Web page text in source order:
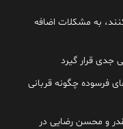
به مشکلات اضافه
جدی قرار گیرد
فرسوده چگونه قربانی
و محسن رضایی در